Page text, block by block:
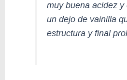
muy buena acidez
un dejo de vainilla
estructura y final